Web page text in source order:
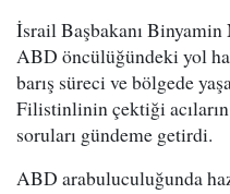
İsrail Başbakanı
ABD öncülüğündeki yol
barış süreci ve bölgede
Filistinlinin çektiği
soruları gündeme getirdi.
ABD arabuluculuğunda